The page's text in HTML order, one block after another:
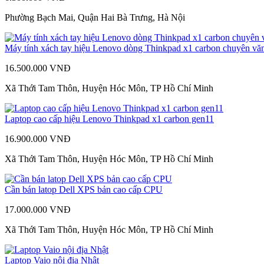
Phường Bạch Mai, Quận Hai Bà Trưng, Hà Nội
Máy tính xách tay hiệu Lenovo dòng Thinkpad x1 carbon chuyên
16.500.000 VNĐ
Xã Thới Tam Thôn, Huyện Hóc Môn, TP Hồ Chí Minh
Laptop cao cấp hiệu Lenovo Thinkpad x1 carbon gen11
16.900.000 VNĐ
Xã Thới Tam Thôn, Huyện Hóc Môn, TP Hồ Chí Minh
Cần bán latop Dell XPS bản cao cấp CPU
17.000.000 VNĐ
Xã Thới Tam Thôn, Huyện Hóc Môn, TP Hồ Chí Minh
Laptop Vaio nội địa Nhật